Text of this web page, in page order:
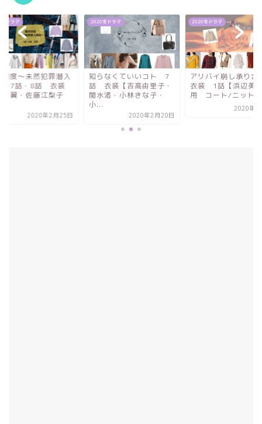
2020冬ドラマ
らなくていいコト 7
衣装【吉高由里子・
水渚・小林きな子・
2020年2月20日
2020冬ドラマ
アリバイ崩し承ります
衣装 1話【浜辺美波着
用 コート/ニット/ワ...
2020冬ドラマ
絶対零度～未然
捜査～7話・8話
【本田翼・佐藤